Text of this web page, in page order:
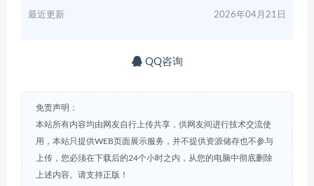
最近更新 2026年04月21日
QQ咨询
免责声明：
本站所有内容均由网友自行上传共享，供网友间进行技术交流使
用，本站只提供WEB页面展示服务，并不提供资源储存也不参与
上传，您必须在下载后的24个小时之内，从您的电脑中彻底删除
上述内容。请支持正版！